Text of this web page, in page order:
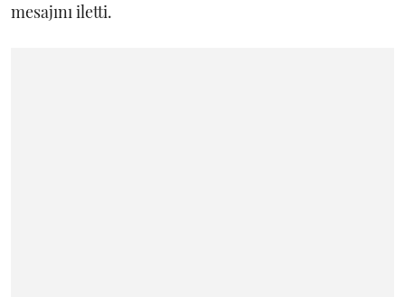
mesajını iletti.